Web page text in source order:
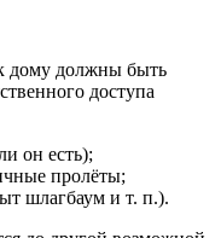
дому должны быть
доступа
он есть);
пролёты;
шлагбаум и т. п.).